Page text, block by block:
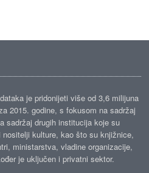
je pridonijeti više od 3,6 milijuna
2015. godine, s fokusom na sadržaj
sadržaj drugih institucija koje su
nositelji kulture, kao što su knjižnice,
ministarstva, vladine organizacije,
je uključen i privatni sektor.